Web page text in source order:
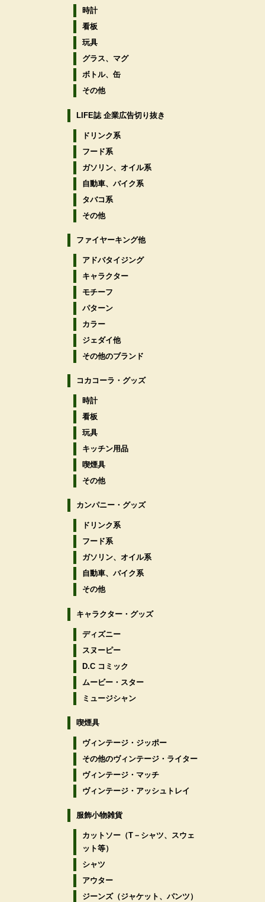
時計
看板
玩具
グラス、マグ
ボトル、缶
その他
LIFE誌 企業広告切り抜き
ドリンク系
フード系
ガソリン、オイル系
自動車、バイク系
タバコ系
その他
ファイヤーキング他
アドバタイジング
キャラクター
モチーフ
パターン
カラー
ジェダイ他
その他のブランド
コカコーラ・グッズ
時計
看板
玩具
キッチン用品
喫煙具
その他
カンパニー・グッズ
ドリンク系
フード系
ガソリン、オイル系
自動車、バイク系
その他
キャラクター・グッズ
ディズニー
スヌーピー
D.C コミック
ムービー・スター
ミュージシャン
喫煙具
ヴィンテージ・ジッポー
その他のヴィンテージ・ライター
ヴィンテージ・マッチ
ヴィンテージ・アッシュトレイ
服飾小物雑貨
カットソー（T－シャツ、スウェ
ット等）
シャツ
アウター
ジーンズ（ジャケット、パンツ）